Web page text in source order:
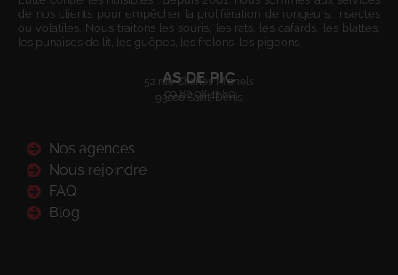
de nos clients pour empêcher la prolifération de rongeurs, insectes
ou volatiles. Nous traitons les souris, les rats, les cafards, les blattes,
les punaises de lit, les guêpes, les frelons, les pigeons.
AS DE PIC
52 rue Charles Michels
93200 Saint-Denis
09 80 08 41 80
Nos agences
Nous rejoindre
FAQ
Blog